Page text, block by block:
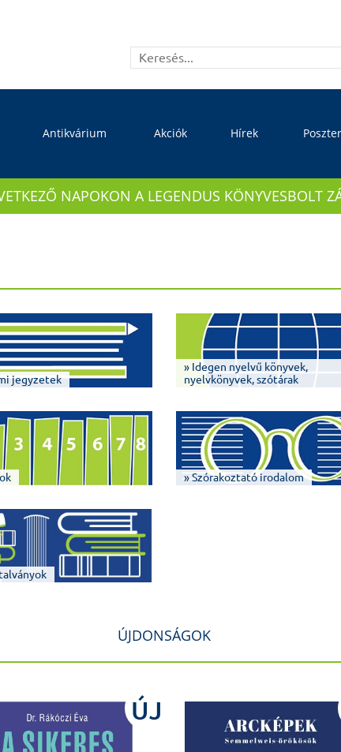
Antikvárium Akciók Hírek
NAPOKON A LEGENDUS KÖNYVESBOLT
jegyzetek
» Idegen nyelvű könyvek,
nyelvkönyvek, szótárak
» Szórakoztató irodalom
ÚJDONSÁGOK
ÚJ